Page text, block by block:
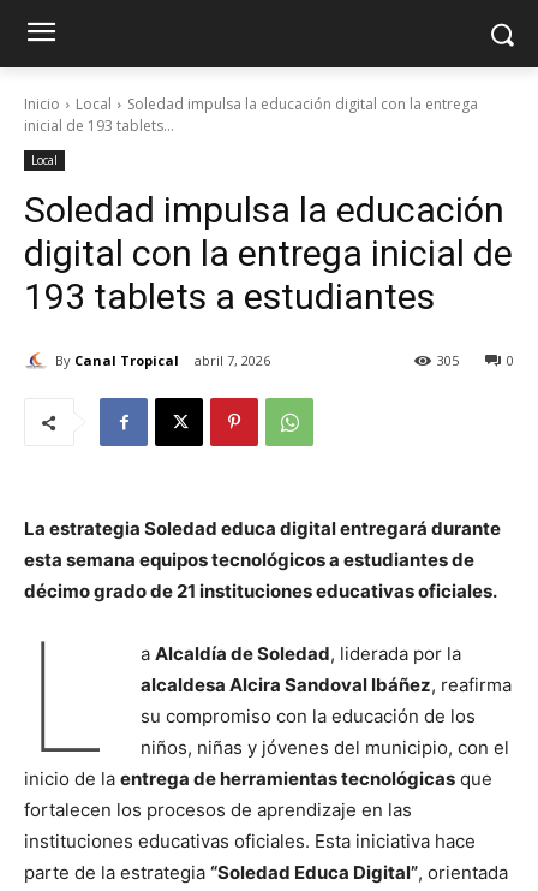
Inicio Local
Soledad impulsa la educación digital con la entrega
inicial de 193 tablets...
Local
Soledad impulsa la educación
digital con la entrega inicial de
193 tablets a estudiantes
By Canal Tropical abril 7, 2026 0
305
La estrategia Soledad educa digital entregará durante
esta semana equipos tecnológicos a estudiantes de
décimo grado de 21 instituciones educativas oficiales.
L a Alcaldía de Soledad, liderada por la
alcaldesa Alcira Sandoval Ibáñez, reafirma
su compromiso con la educación de los
niños, niñas y jóvenes del municipio, con el
inicio de la entrega de herramientas tecnológicas que
fortalecen los procesos de aprendizaje en las
instituciones educativas oficiales. Esta iniciativa hace
parte de la estrategia “Soledad Educa Digital”, orientada